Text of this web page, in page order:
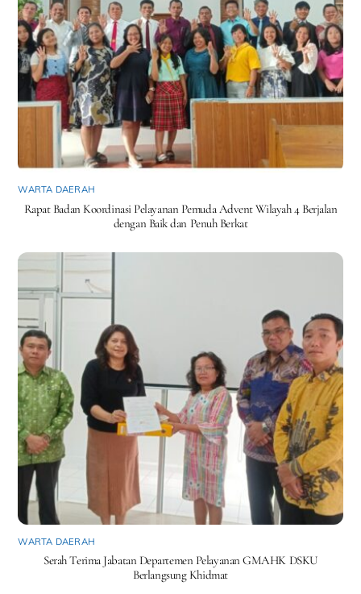
WARTA DAERAH
Rapat Badan Koordinasi Pelayanan Pemuda Advent Wilayah 4 Berjalan
dengan Baik dan Penuh Berkat
WARTA DAERAH
Serah Terima Jabatan Departemen Pelayanan GMAHK DSKU
Berlangsung Khidmat